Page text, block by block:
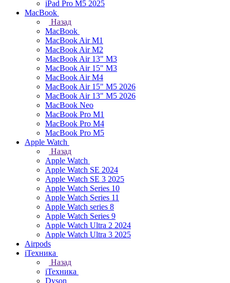
iPad Pro M5 2025
MacBook
Назад
MacBook
MacBook Air M1
MacBook Air M2
MacBook Air 13" M3
MacBook Air 15" M3
MacBook Air M4
MacBook Air 15" М5 2026
MacBook Air 13" М5 2026
MacBook Neo
MacBook Pro M1
MacBook Pro M4
MacBook Pro M5
Apple Watch
Назад
Apple Watch
Apple Watch SE 2024
Apple Watch SE 3 2025
Apple Watch Series 10
Apple Watch Series 11
Apple Watch series 8
Apple Watch Series 9
Apple Watch Ultra 2 2024
Apple Watch Ultra 3 2025
Airpods
iТехника
Назад
iТехника
Dyson